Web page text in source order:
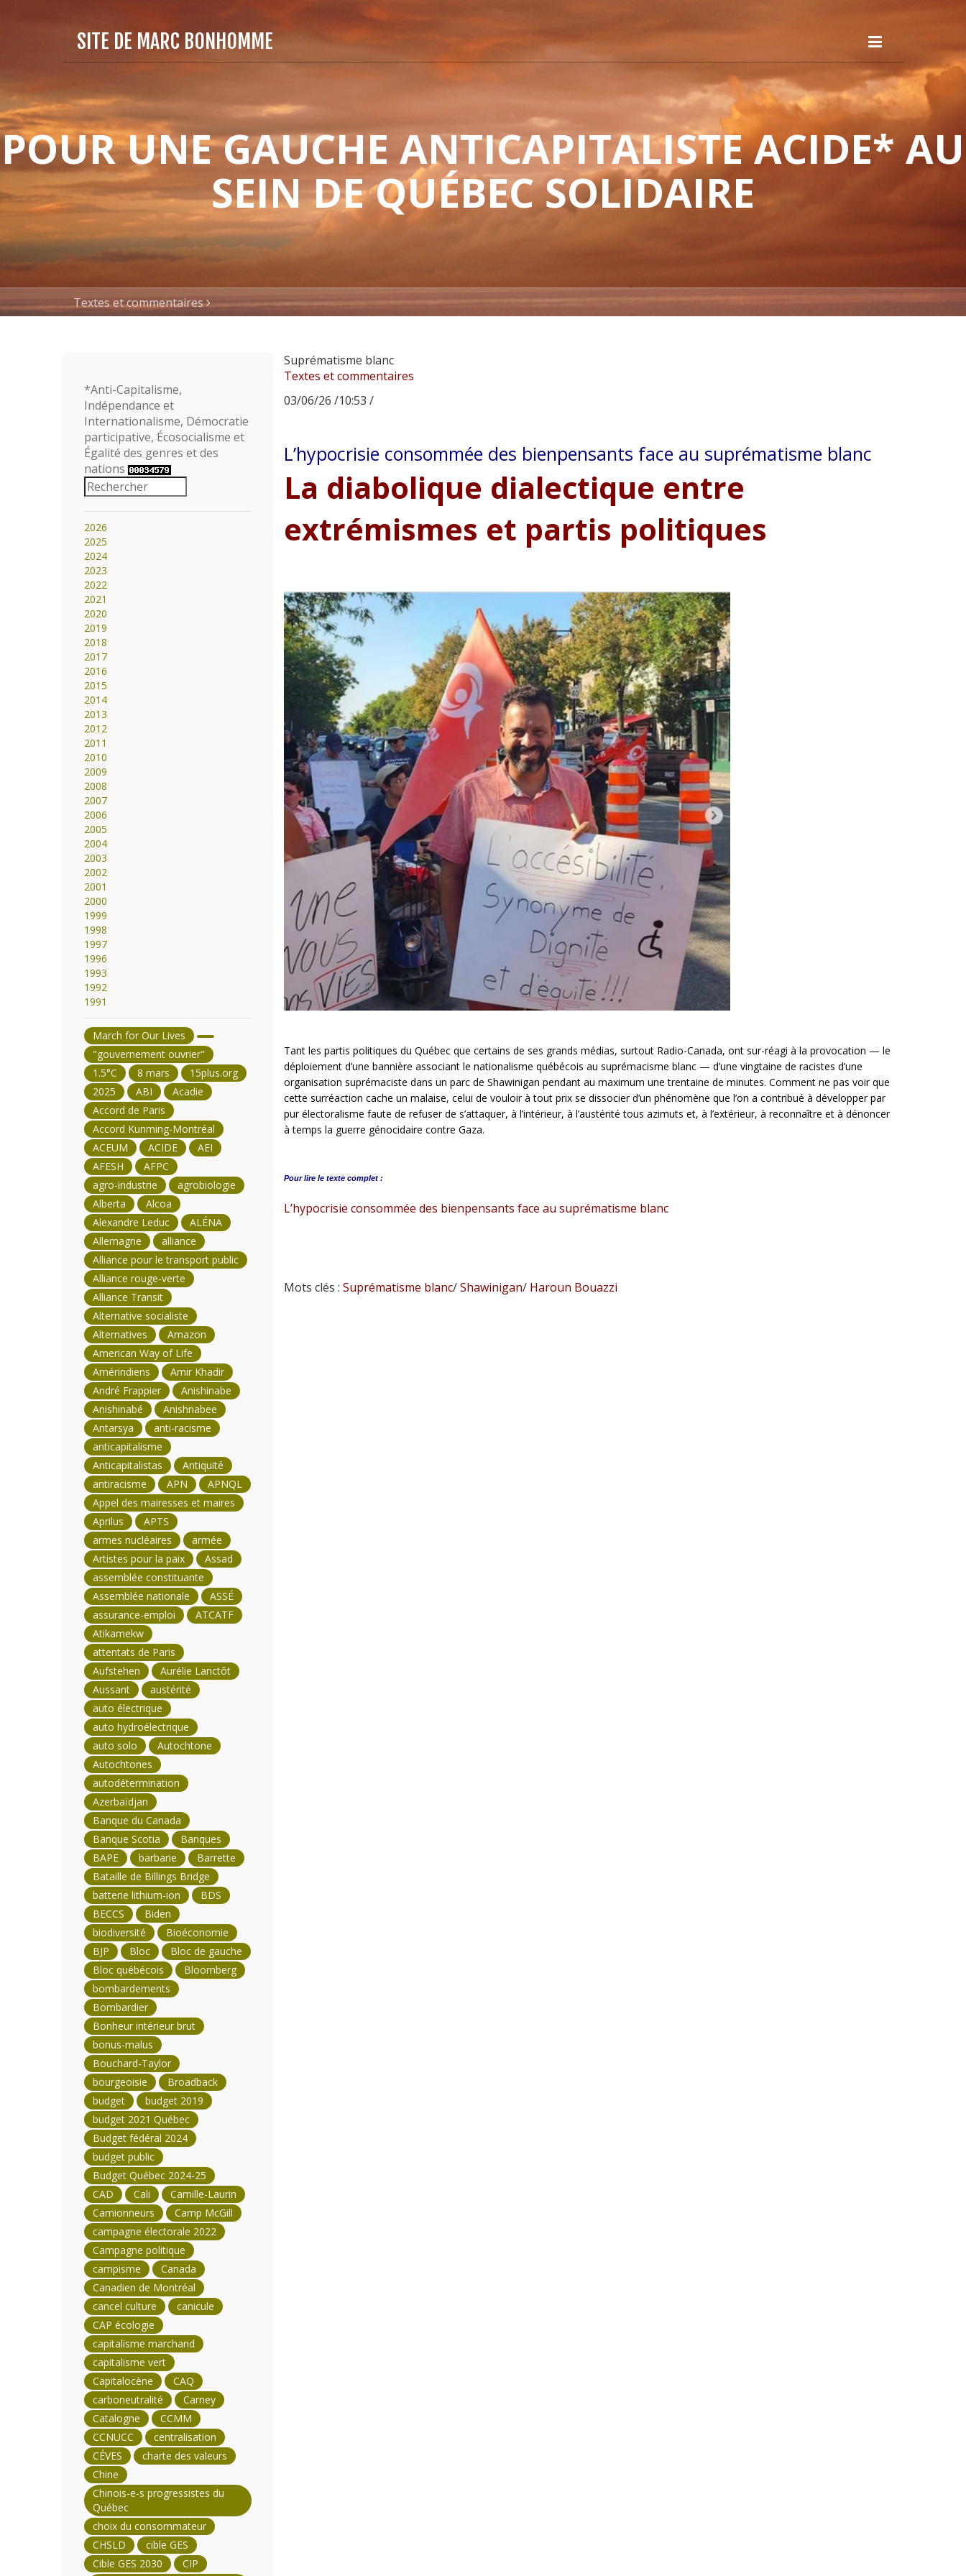
SITE DE MARC BONHOMME
POUR UNE GAUCHE ANTICAPITALISTE ACIDE* AU
SEIN DE QUÉBEC SOLIDAIRE
Textes et commentaires
Suprématisme blanc
Textes et commentaires
03/06/26 /10:53 /
L’hypocrisie consommée des bienpensants face au suprématisme blanc
La diabolique dialectique entre
extrémismes et partis politiques
Tant les partis politiques du Québec que certains de ses grands médias, surtout Radio-Canada, ont sur-réagi à la provocation — le
déploiement d’une bannière associant le nationalisme québécois au suprémacisme blanc — d’une vingtaine de racistes d’une
organisation suprémaciste dans un parc de Shawinigan pendant au maximum une trentaine de minutes. Comment ne pas voir que
cette surréaction cache un malaise, celui de vouloir à tout prix se dissocier d’un phénomène que l’on a contribué à développer par
pur électoralisme faute de refuser de s’attaquer, à l’intérieur, à l’austérité tous azimuts et, à l’extérieur, à reconnaître et à dénoncer
à temps la guerre génocidaire contre Gaza.
Pour lire le texte complet :
L’hypocrisie consommée des bienpensants face au suprématisme blanc
Mots clés : Suprématisme blanc/Shawinigan/Haroun Bouazzi
*Anti-Capitalisme,
Indépendance et
Internationalisme, Démocratie
participative, Écosocialisme et
Égalité des genres et des
nations
2026
2025
2024
2023
2022
2021
2020
2019
2018
2017
2016
2015
2014
2013
2012
2011
2010
2009
2008
2007
2006
2005
2004
2003
2002
2001
2000
1999
1998
1997
1996
1993
1992
1991
March for Our Lives
"gouvernement ouvrier"
1.5°C
8 mars
15plus.org
2025
ABI
Acadie
Accord de Paris
Accord Kunming-Montréal
ACEUM
ACIDE
AEI
AFESH
AFPC
agro-industrie
agrobiologie
Alberta
Alcoa
Alexandre Leduc
ALÉNA
Allemagne
alliance
Alliance pour le transport public
Alliance rouge-verte
Alliance Transit
Alternative socialiste
Alternatives
Amazon
American Way of Life
Amérindiens
Amir Khadir
André Frappier
Anishinabe
Anishinabé
Anishnabee
Antarsya
anti-racisme
anticapitalisme
Anticapitalistas
Antiquité
antiracisme
APN
APNQL
Appel des mairesses et maires
Aprilus
APTS
armes nucléaires
armée
Artistes pour la paix
Assad
assemblée constituante
Assemblée nationale
ASSÉ
assurance-emploi
ATCATF
Atikamekw
attentats de Paris
Aufstehen
Aurélie Lanctôt
Aussant
austérité
auto électrique
auto hydroélectrique
auto solo
Autochtone
Autochtones
autodétermination
Azerbaïdjan
Banque du Canada
Banque Scotia
Banques
BAPE
barbarie
Barrette
Bataille de Billings Bridge
batterie lithium-ion
BDS
BECCS
Biden
biodiversité
Bioéconomie
BJP
Bloc
Bloc de gauche
Bloc québécois
Bloomberg
bombardements
Bombardier
Bonheur intérieur brut
bonus-malus
Bouchard-Taylor
bourgeoisie
Broadback
budget
budget 2019
budget 2021 Québec
Budget fédéral 2024
budget public
Budget Québec 2024-25
CAD
Cali
Camille-Laurin
Camionneurs
Camp McGill
campagne électorale 2022
Campagne politique
campisme
Canada
Canadien de Montréal
cancel culture
canicule
CAP écologie
capitalisme marchand
capitalisme vert
Capitalocène
CAQ
carboneutralité
Carney
Catalogne
CCMM
CCNUCC
centralisation
CÉVES
charte des valeurs
Chine
Chinois-e-s progressistes du
Québec
choix du consommateur
CHSLD
cible GES
Cible GES 2030
CIP